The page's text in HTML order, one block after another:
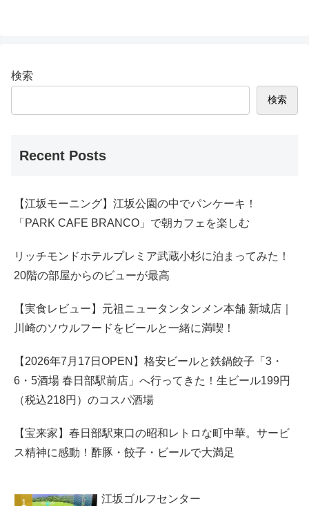
検索
検索
Recent Posts
【江坂モーニング】江坂公園の中でパンケーキ！
「PARK CAFE BRANCO」で朝カフェを楽しむ
リッチモンドホテルプレミア武蔵小杉に泊まってみた！
20階の部屋からのビューが最高
【実食レビュー】元祖ニュータンタンメン本舗 新城店｜
川崎のソウルフードをビールと一緒に満喫！
【2026年7月17日OPEN】格安ビールと鉄鍋餃子「3・
6・5酒場 春日部駅前店」へ行ってきた！生ビール199円
（税込218円）のコスパ酒場
【宝来家】春日部駅東口の昭和レトロな町中華。サービ
ス精神に感動！酢豚・餃子・ビールで大満足
江坂ゴルフセンター